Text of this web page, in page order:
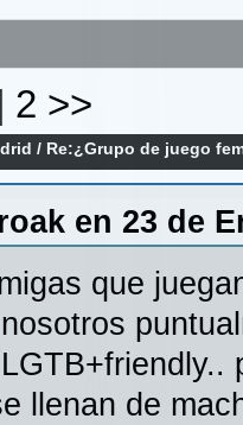
2 >>
/ Re:¿Grupo de juego
en 23 de
que
llenan de